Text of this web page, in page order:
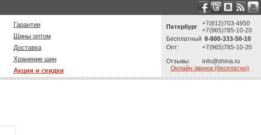
Гарантии
Шины оптом
Доставка
Хранение шин
Акции и скидки
Петербург
+7(812)703-4950
+7(965)785-10-20
Бесплатный 8-800-333-50-10
Опт:
+7(965)785-10-20
Отзывы:
info@shina.ru
Онлайн звонок (бесплатно)